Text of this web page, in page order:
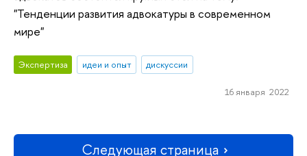
"Тенденции развития адвокатуры в современном
мире"
Экспертиза идеи и опыт дискуссии
16 января 2022
Следующая страница